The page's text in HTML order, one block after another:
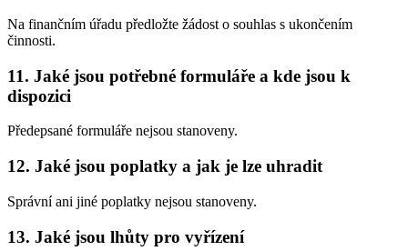
Na finančním úřadu předložte žádost o souhlas s ukončením
činnosti.
11. Jaké jsou potřebné formuláře a kde jsou k
dispozici
Předepsané formuláře nejsou stanoveny.
12. Jaké jsou poplatky a jak je lze uhradit
Správní ani jiné poplatky nejsou stanoveny.
13. Jaké jsou lhůty pro vyřízení